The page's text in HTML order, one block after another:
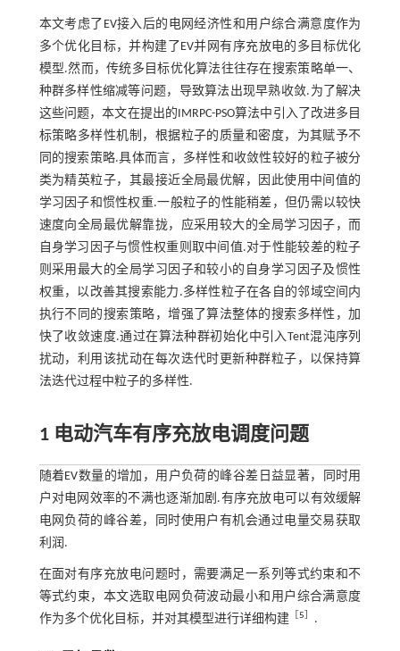
本文考虑了EV接入后的电网经济性和用户综合满意度作为
多个优化目标，并构建了EV并网有序充放电的多目标优化
模型.然而，传统多目标优化算法往往存在搜索策略单一、
种群多样性缩减等问题，导致算法出现早熟收敛.为了解决
这些问题，本文在提出的IMRPC-PSO算法中引入了改进多目
标策略多样性机制，根据粒子的质量和密度，为其赋予不
同的搜索策略.具体而言，多样性和收敛性较好的粒子被分
类为精英粒子，其最接近全局最优解，因此使用中间值的
学习因子和惯性权重.一般粒子的性能稍差，但仍需以较快
速度向全局最优解靠拢，应采用较大的全局学习因子，而
自身学习因子与惯性权重则取中间值.对于性能较差的粒子
则采用最大的全局学习因子和较小的自身学习因子及惯性
权重，以改善其搜索能力.多样性粒子在各自的邻域空间内
执行不同的搜索策略，增强了算法整体的搜索多样性，加
快了收敛速度.通过在算法种群初始化中引入Tent混沌序列
扰动，利用该扰动在每次迭代时更新种群粒子，以保持算
法迭代过程中粒子的多样性.
1 电动汽车有序充放电调度问题
随着EV数量的增加，用户负荷的峰谷差日益显著，同时用
户对电网效率的不满也逐渐加剧.有序充放电可以有效缓解
电网负荷的峰谷差，同时使用户有机会通过电量交易获取
利润.
在面对有序充放电问题时，需要满足一系列等式约束和不
等式约束，本文选取电网负荷波动最小和用户综合满意度
作为多个优化目标，并对其模型进行详细构建［ 5 .